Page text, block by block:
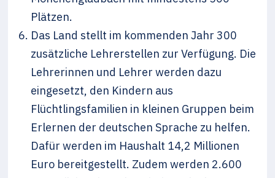
Plätzen.
Das Land stellt im kommenden Jahr 300
zusätzliche Lehrerstellen zur Verfügung. Die
Lehrerinnen und Lehrer werden dazu
eingesetzt, den Kindern aus
Flüchtlingsfamilien in kleinen Gruppen beim
Erlernen der deutschen Sprache zu helfen.
Dafür werden im Haushalt 14,2 Millionen
Euro bereitgestellt. Zudem werden 2.600